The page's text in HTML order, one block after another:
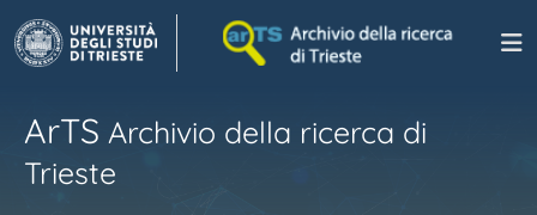
ArTS Archivio della ricerca di
Trieste